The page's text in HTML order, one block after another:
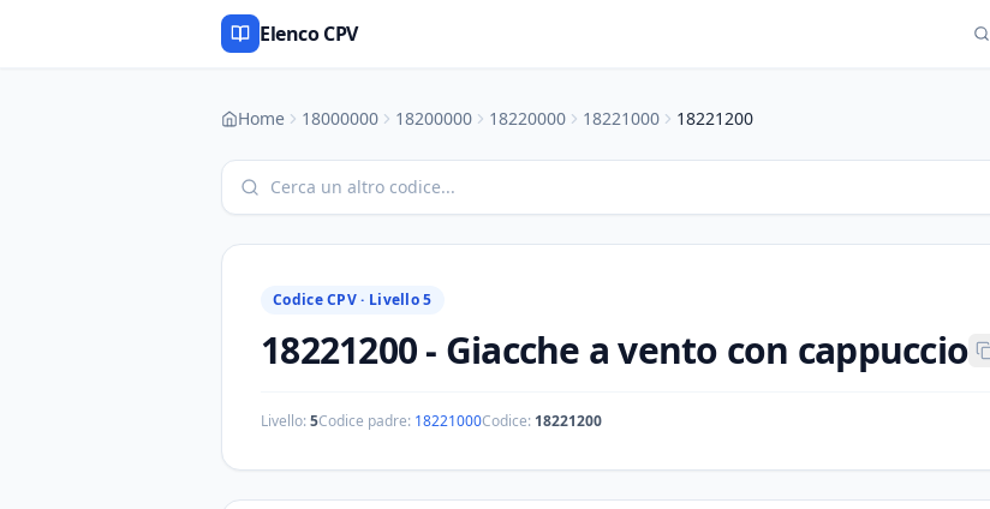
Elenco CPV
Home 18000000 18200000 18220000 18221000 18221200
Codice CPV · Livello 5
18221200- Giacche a vento con cappuccio
Livello:5Codice padre: 18221000Codice: 18221200